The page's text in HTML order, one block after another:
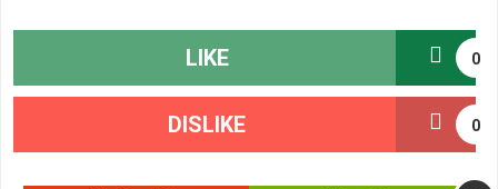
0
LIKE
0
DISLIKE